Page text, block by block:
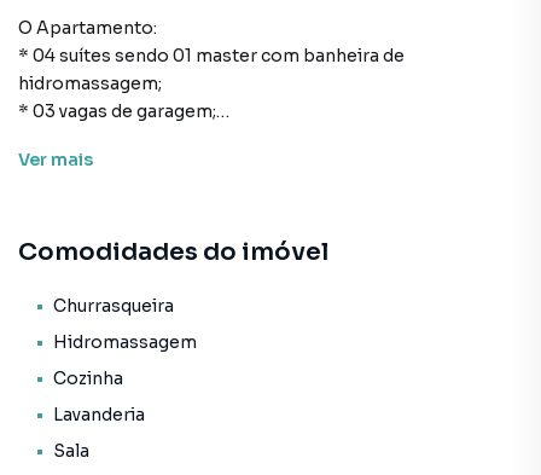
O Apartamento:
* 04 suítes sendo 01 master com banheira de
hidromassagem;
* 03 vagas de garagem;
* 259m² de área total;
* Lavabo;
* Sacada com churrasqueira.
* Piscina adulta;
* Piscina infantil;
* Piscina térmica;
Ver mais
Comodidades do imóvel
Churrasqueira
Hidromassagem
Cozinha
Lavanderia
Sala